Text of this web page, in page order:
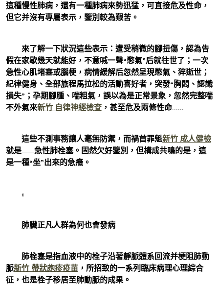
這種慢性肺病，還有一種肺病來勢迅猛，可直接危及性命，
但它并沒有專屬表示，鑒別較為艱苦。
來了解一下狀況這些表示：遭受稍微的腳扭傷，認為告
假在家歇幾天就能好，不意喊一聲“憋氣”后就往世了；一次
急性心肌堵塞或腦梗，病情緩解后忽然呈現憋氣、猝逝世；
紀律健身、全部旅程馬拉松的活動喜好者，突發“胸悶、認識
損失”；孕期腳腫、喘粗氣，誤以為是正常景象，忽然完整喘
不外氣來新竹 自律神經檢查 ，甚至危及兩條性命……
這些不測事務讓人毫無防禦，而禍首罪魁新竹 成人健檢
就是——急性肺栓塞。固然欠好鑒別，但構成共鳴的是，這
是一種“坐”出來的急癥。
1
肺臟正凡人群為何也會發病
肺栓塞是指血液中的栓子沿著靜脈體系回流并梗阻肺動
脈新竹 帶狀皰疹疫苗 ，所招致的一系列臨床病理心理綜合
征，也是栓子移居至肺動脈的成果。